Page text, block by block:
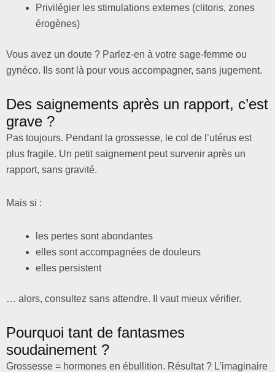
Privilégier les stimulations externes (clitoris, zones
érogènes)
Vous avez un doute ? Parlez-en à votre sage-femme ou
gynéco. Ils sont là pour vous accompagner, sans jugement.
Des saignements après un rapport, c’est
grave ?
Pas toujours. Pendant la grossesse, le col de l’utérus est
plus fragile. Un petit saignement peut survenir après un
rapport, sans gravité.
Mais si :
les pertes sont abondantes
elles sont accompagnées de douleurs
elles persistent
… alors, consultez sans attendre. Il vaut mieux vérifier.
Pourquoi tant de fantasmes
soudainement ?
Grossesse = hormones en ébullition. Résultat ? L’imaginaire